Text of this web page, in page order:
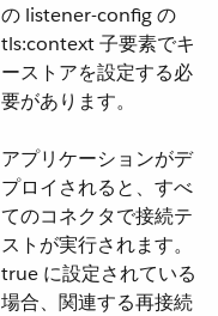
の listener-config の
tls:context 子要素でキ
ーストアを設定する必
要があります。
アプリケーションがデ
プロイされると、すべ
てのコネクタで接続テ
ストが実行されます。
true に設定されている
場合、関連する再接続